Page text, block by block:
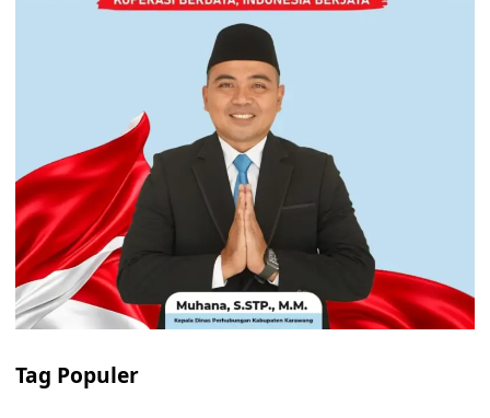
Tag Populer